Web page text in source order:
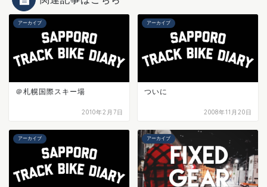
アーカイブ
＠札幌国際スキー場
2010年2月7日
アーカイブ
ついに
2008年11月20日
アーカイブ アーカイブ